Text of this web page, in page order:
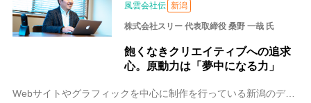
風雲会社伝 新潟
株式会社スリー 代表取締役 桑野 一哉 氏
飽くなきクリエイティブへの追求
心。原動力は「夢中になる力」
Webサイトやグラフィックを中心に制作を行っている新潟のデザイン&クリエイティブカンパニーTHREE。地元の企業サイトから世界的なアドベンチャーレースA